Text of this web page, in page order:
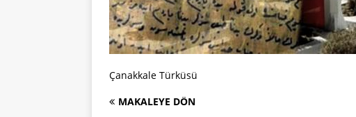
Çanakkale Türküsü
MAKALEYE DÖN